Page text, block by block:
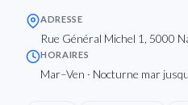
ADRESSE
Rue Général Michel 1, 5000
HORAIRES
Mar–Ven · Nocturne mar